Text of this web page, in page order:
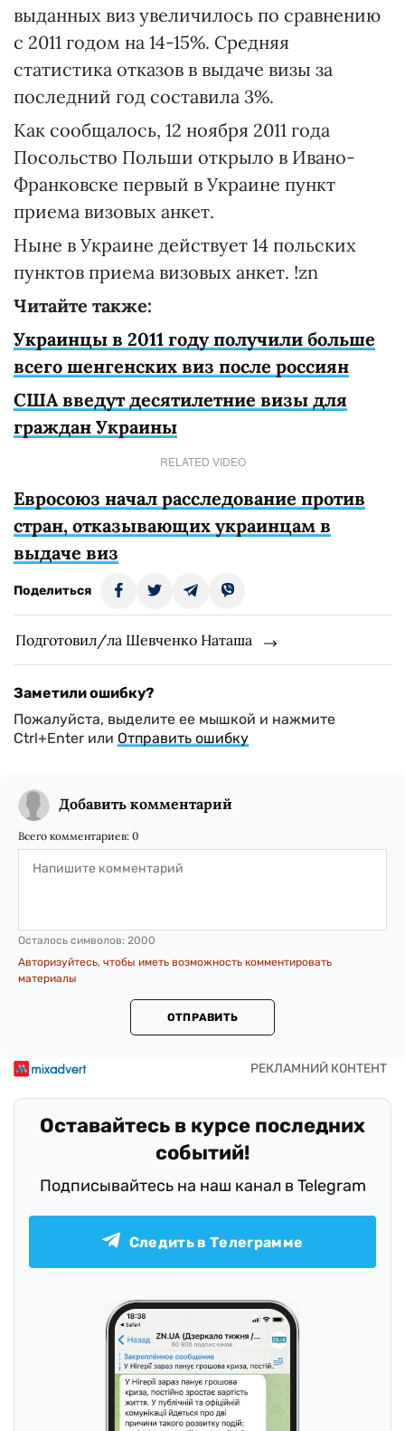
выданных виз увеличилось по сравнению
с 2011 годом на 14-15%. Средняя
статистика отказов в выдаче визы за
последний год составила 3%.
Как сообщалось, 12 ноября 2011 года
Посольство Польши открыло в Ивано-
Франковске первый в Украине пункт
приема визовых анкет.
Ныне в Украине действует 14 польских
пунктов приема визовых анкет. !zn
Читайте также:
Украинцы в 2011 году получили больше
всего шенгенских виз после россиян
США введут десятилетние визы для
граждан Украины
RELATED VIDEO
Евросоюз начал расследование против
стран, отказывающих украинцам в
выдаче виз
Поделиться
Подготовил/ла Шевченко Наташа
Заметили ошибку?
Пожалуйста, выделите ее мышкой и нажмите
Ctrl+Enter или Отправить ошибку
Добавить комментарий
Всего комментариев: 0
Осталось символов: 2000
Авторизуйтесь, чтобы иметь возможность комментировать
материалы
ОТПРАВИТЬ
Оставайтесь в курсе последних
событий!
Подписывайтесь на наш канал в Telegram
Следить в Телеграмме